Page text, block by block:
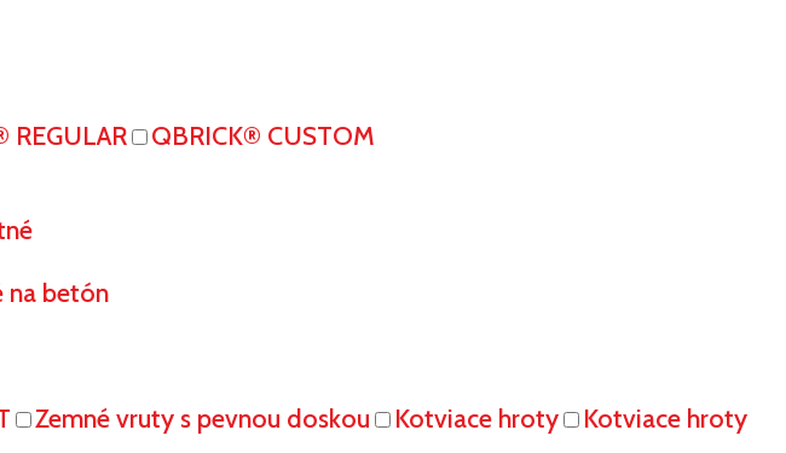
REGULAR
QBRICK® CUSTOM
na betón
Zemné vruty s pevnou doskou Kotviace hroty
Kotviace hroty